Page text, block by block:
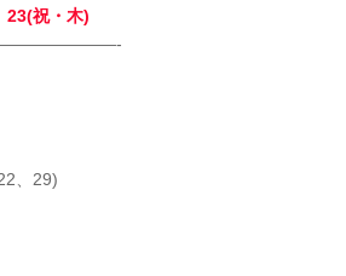
23(祝・木)
、29)